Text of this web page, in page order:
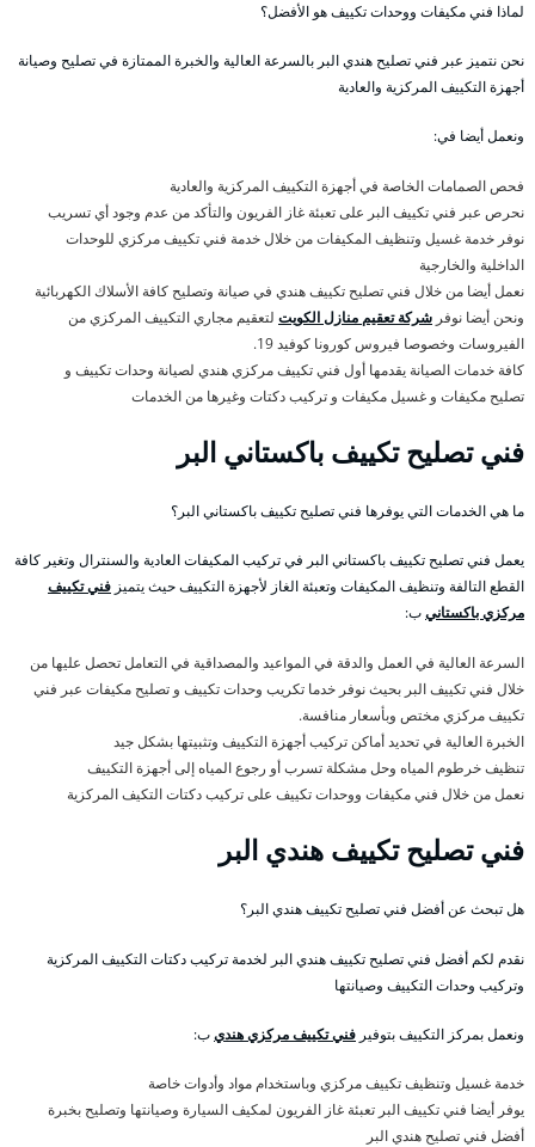
لماذا فني مكيفات ووحدات تكييف هو الأفضل؟
نحن نتميز عبر فني تصليح هندي البر بالسرعة العالية والخبرة الممتازة في تصليح وصيانة
أجهزة التكييف المركزية والعادية
ونعمل أيضا في:
فحص الصمامات الخاصة في أجهزة التكييف المركزية والعادية
نحرص عبر فني تكييف البر على تعبئة غاز الفريون والتأكد من عدم وجود أي تسريب
نوفر خدمة غسيل وتنظيف المكيفات من خلال خدمة فني تكييف مركزي للوحدات
الداخلية والخارجية
نعمل أيضا من خلال فني تصليح تكييف هندي في صيانة وتصليح كافة الأسلاك الكهربائية
ونحن أيضا نوفر شركة تعقيم منازل الكويت لتعقيم مجاري التكييف المركزي من
الفيروسات وخصوصا فيروس كورونا كوفيد 19.
كافة خدمات الصيانة يقدمها أول فني تكييف مركزي هندي لصيانة وحدات تكييف و
تصليح مكيفات و غسيل مكيفات و تركيب دكتات وغيرها من الخدمات
فني تصليح تكييف باكستاني البر
ما هي الخدمات التي يوفرها فني تصليح تكييف باكستاني البر؟
يعمل فني تصليح تكييف باكستاني البر في تركيب المكيفات العادية والسنترال وتغير كافة
القطع التالفة وتنظيف المكيفات وتعبئة الغاز لأجهزة التكييف حيث يتميز فني تكييف
مركزي باكستانيب:
السرعة العالية في العمل والدقة في المواعيد والمصداقية في التعامل تحصل عليها من
خلال فني تكييف البر بحيث نوفر خدما تكريب وحدات تكييف و تصليح مكيفات عبر فني
تكييف مركزي مختص وبأسعار منافسة.
الخبرة العالية في تحديد أماكن تركيب أجهزة التكييف وتثبيتها بشكل جيد
تنظيف خرطوم المياه وحل مشكلة تسرب أو رجوع المياه إلى أجهزة التكييف
نعمل من خلال فني مكيفات ووحدات تكييف على تركيب دكتات التكيف المركزية
فني تصليح تكييف هندي البر
هل تبحث عن أفضل فني تصليح تكييف هندي البر؟
نقدم لكم أفضل فني تصليح تكييف هندي البر لخدمة تركيب دكتات التكييف المركزية
وتركيب وحدات التكييف وصيانتها
ونعمل بمركز التكييف بتوفير فني تكييف مركزي هنديب:
خدمة غسيل وتنظيف تكييف مركزي وباستخدام مواد وأدوات خاصة
يوفر أيضا فني تكييف البر تعبئة غاز الفريون لمكيف السيارة وصيانتها وتصليح بخبرة
أفضل فني تصليح هندي البر